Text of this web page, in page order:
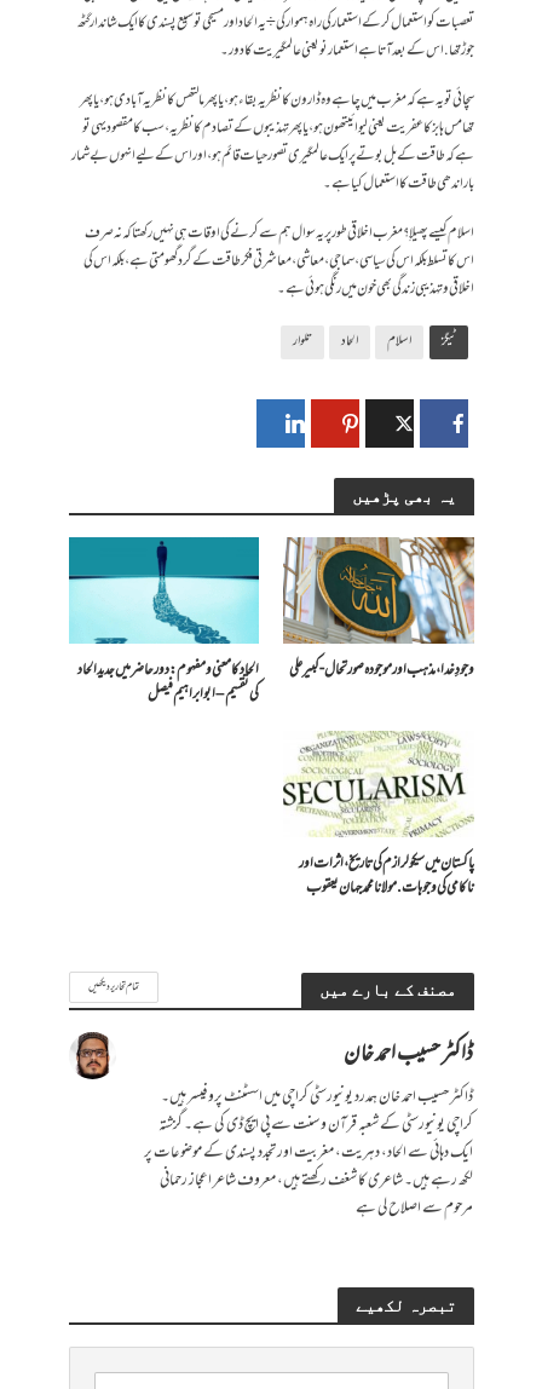
تعصبات کو استعمال کرکے استعمار کی راہ ہموار کی÷ یہ الحاد اور مسیحی توسیع پسندی کا ایک شاندار گٹھ
جوڑ تھا . اس کے بعد آتا ہے استعمار نو یعنی عالمگیریت کا دور۔
سچائی تو یہ ہے کہ مغرب میں چاہے وہ ڈارون کا نظریہ بقاء ہو ، یا پھر مالتھس کا نظریہ آبادی ہو ،یا پھر
تھامس ہابز کا عفریت یعنی لیوائیتھون ہو ، یا پھر تہذیبوں کے تصادم کا نظریہ، سب کا مقصود یہی تو
ہے کہ طاقت کے بل بوتے پر ایک عالمگیری تصور حیات قائم ہو، اور اس کے لیے انہوں بے شمار
بار اندھی طاقت کا استعمال کیا ہے۔
اسلام کیسے پھیلاِ؟ مغرب اخلاقی طور پر یہ سوال ہم سے کرنے کی اوقات ہی نہیں رکھتا کہ نہ صرف
اس کا تسلط بلکہ اس کی سیاسی ، سماجی ، معاشی ، معاشرتی فکر طاقت کے گرد گھومتی ہے، بلکہ اس کی
اخلاقی و تہذیبی زندگی بھی خون میں رنگی ہوئی ہے۔
ٹیگز اسلام الحاد تلوار
یہ بھی پڑھیں
وجودِ خدا، مذہب اور موجودہ صورتحال- کبیر علی
الحاد کا معنی و مفہوم: دور حاضر میں جدید الحاد
کی تقسیم – ابو ابراہیم فیصل
پاکستان میں سیکولرازم کی تاریخ، اثرات اور
ناکامی کی وجوہات. مولانامحمدجہان یعقوب
مصنف کے بارے میں تمام تحاریر دیکھیں
ڈاکٹر حسیب احمد خان
ڈاکٹر حسیب احمد خان ہمدرد یونیورسٹی کراچی میں اسسٹنٹ پروفیسر ہیں۔
کراچی یونیورسٹی کے شعبہ قرآن و سنت سے پی ایچ ڈی کی ہے۔ گزشتہ
ایک دہائی سے الحاد، دہریت، مغربیت اور تجدد پسندی کے موضوعات پر
لکھ رہے ہیں۔ شاعری کا شغف رکھتے ہیں، معروف شاعر اعجاز رحمانی
مرحوم سے اصلاح لی ہے
تبصرہ لکھیے